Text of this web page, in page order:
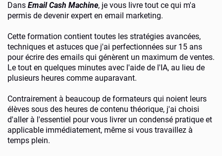
Dans Email Cash Machine, je vous livre tout ce qui m'a
permis de devenir expert en email marketing.
Cette formation contient toutes les stratégies avancées,
techniques et astuces que j'ai perfectionnées sur 15 ans
pour écrire des emails qui génèrent un maximum de ventes.
Le tout en quelques minutes avec l'aide de l'IA, au lieu de
plusieurs heures comme auparavant.
Contrairement à beaucoup de formateurs qui noient leurs
élèves sous des heures de contenu théorique, j'ai choisi
d'aller à l'essentiel pour vous livrer un condensé pratique et
applicable immédiatement, même si vous travaillez à
temps plein.